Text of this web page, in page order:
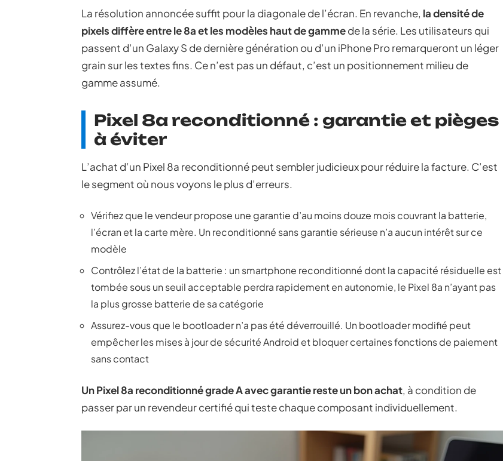
La résolution annoncée suffit pour la diagonale de l’écran. En revanche, la densité de
pixels diffère entre le 8a et les modèles haut de gammede la série. Les utilisateurs qui
passent d’un Galaxy S de dernière génération ou d’un iPhone Pro remarqueront un léger
grain sur les textes fins. Ce n’est pas un défaut, c’est un positionnement milieu de
gamme assumé.
Pixel 8a reconditionné : garantie et pièges
à éviter
L’achat d’un Pixel 8a reconditionné peut sembler judicieux pour réduire la facture. C’est
le segment où nous voyons le plus d’erreurs.
Vérifiez que le vendeur propose une garantie d’au moins douze mois couvrant la batterie,
l’écran et la carte mère. Un reconditionné sans garantie sérieuse n’a aucun intérêt sur ce
modèle
Contrôlez l’état de la batterie : un smartphone reconditionné dont la capacité résiduelle est
tombée sous un seuil acceptable perdra rapidement en autonomie, le Pixel 8a n’ayant pas
la plus grosse batterie de sa catégorie
Assurez-vous que le bootloader n’a pas été déverrouillé. Un bootloader modifié peut
empêcher les mises à jour de sécurité Android et bloquer certaines fonctions de paiement
sans contact
Un Pixel 8a reconditionné grade A avec garantie reste un bon achat, à condition de
passer par un revendeur certifié qui teste chaque composant individuellement.